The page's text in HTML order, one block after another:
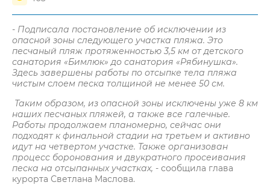
- Подписала постановление об исключении из
опасной зоны следующего участка пляжа. Это
песчаный пляж протяженностью 3,5 км от детского
санатория «Бимлюк» до санатория «Рябинушка».
Здесь завершены работы по отсыпке тела пляжа
чистым слоем песка толщиной не менее 50 см.
Таким образом, из опасной зоны исключены уже 8 км
наших песчаных пляжей, а также все галечные.
Работы продолжаем планомерно, сейчас они
подходят к финальной стадии на третьем и активно
идут на четвертом участке. Также организован
процесс боронования и двукратного просеивания
песка на отсыпанных участках, - сообщила глава
курорта Светлана Маслова.